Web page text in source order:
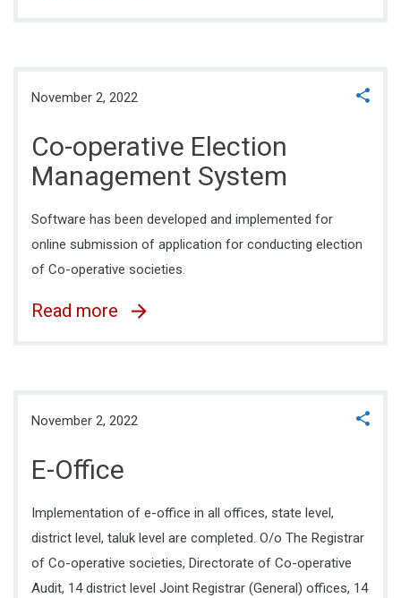
November 2, 2022
Co-operative Election
Management System
Software has been developed and implemented for
online submission of application for conducting election
of Co-operative societies.
Read more
November 2, 2022
E-Office
Implementation of e-office in all offices, state level,
district level, taluk level are completed. O/o The Registrar
of Co-operative societies, Directorate of Co-operative
Audit, 14 district level Joint Registrar (General) offices, 14